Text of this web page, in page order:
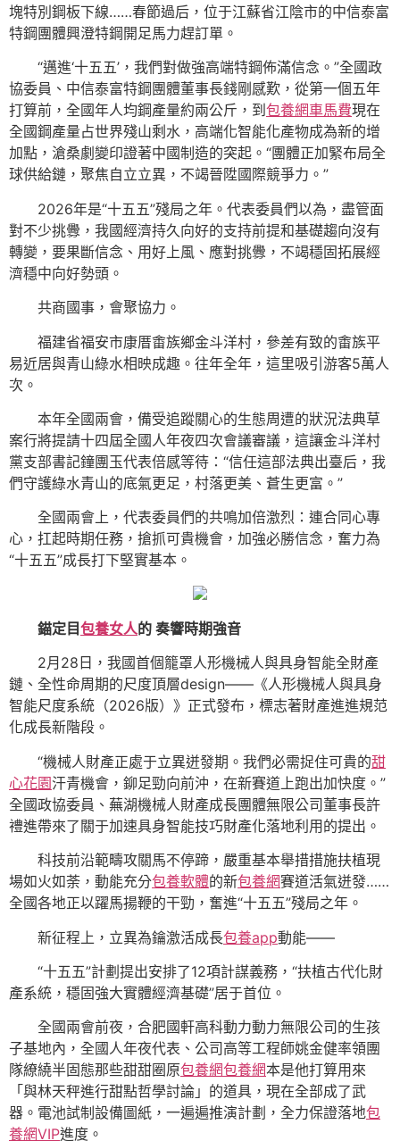
塊特別鋼板下線……春節過后，位于江蘇省江陰市的中信泰富
特鋼團體興澄特鋼開足馬力趕訂單。
“邁進‘十五五’，我們對做強高端特鋼佈滿信念。”全國政
協委員、中信泰富特鋼團體董事長錢剛感歎，從第一個五年
打算前，全國年人均鋼產量約兩公斤，到 包養網車馬費現在
全國鋼產量占世界殘山剩水，高端化智能化產物成為新的增
加點，滄桑劇變印證著中國制造的突起。“團體正加緊布局全
球供給鏈，聚焦自立立異，不竭晉陞國際競爭力。”
2026年是“十五五”殘局之年。代表委員們以為，盡管面
對不少挑釁，我國經濟持久向好的支持前提和基礎趨向沒有
轉變，要果斷信念、用好上風、應對挑釁，不竭穩固拓展經
濟穩中向好勢頭。
共商國事，會聚協力。
福建省福安市康厝畬族鄉金斗洋村，參差有致的畬族平
易近居與青山綠水相映成趣。往年全年，這里吸引游客5萬人
次。
本年全國兩會，備受追蹤關心的生態周遭的狀況法典草
案行將提請十四屆全國人年夜四次會議審議，這讓金斗洋村
黨支部書記鐘團玉代表倍感等待：“信任這部法典出臺后，我
們守護綠水青山的底氣更足，村落更美、蒼生更富。”
全國兩會上，代表委員們的共鳴加倍激烈：連合同心專
心，扛起時期任務，搶抓可貴機會，加強必勝信念，奮力為
“十五五”成長打下堅實基本。
錨定目包養女人的 奏響時期強音
2月28日，我國首個籠罩人形機械人與具身智能全財產
鏈、全性命周期的尺度頂層design——《人形機械人與具身
智能尺度系統（2026版）》正式發布，標志著財產進進規范
化成長新階段。
“機械人財產正處于立異迸發期。我們必需捉住可貴的甜
心花園汗青機會，鉚足勁向前沖，在新賽道上跑出加快度。”
全國政協委員、蕪湖機械人財產成長團體無限公司董事長許
禮進帶來了關于加速具身智能技巧財產化落地利用的提出。
科技前沿範疇攻關馬不停蹄，嚴重基本舉措措施扶植現
場如火如荼，動能充分包養軟體的新包養網賽道活氣迸發……
全國各地正以躍馬揚鞭的干勁，奮進“十五五”殘局之年。
新征程上，立異為鑰激活成長包養app動能——
“十五五”計劃提出安排了12項計謀義務，“扶植古代化財
產系統，穩固強大實體經濟基礎”居于首位。
全國兩會前夜，合肥國軒高科動力動力無限公司的生孩
子基地內，全國人年夜代表、公司高等工程師姚金健率領團
隊繚繞半固態那些甜甜圈原包養網包養網本是他打算用來
「與林天秤進行甜點哲學討論」的道具，現在全部成了武
器。電池試制設備圖紙，一遍遍推演計劃，全力保證落地包
養網VIP進度。